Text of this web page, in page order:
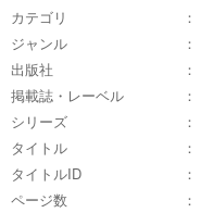
カテゴリ
ジャンル
出版社
掲載誌・レーベル
シリーズ
タイトル
タイトルID
ページ数